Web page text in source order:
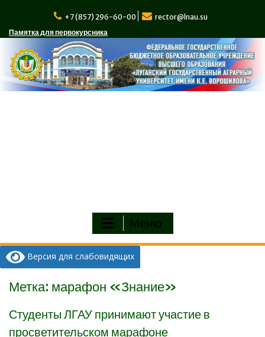
содержимому
+7 (857) 296-60-00
rector@lnau.su
Памятка для первокурсника
Меню
Версия для слабовидящих
Метка: марафон «Знание»
Студенты ЛГАУ принимают участие в
просветительском марафоне